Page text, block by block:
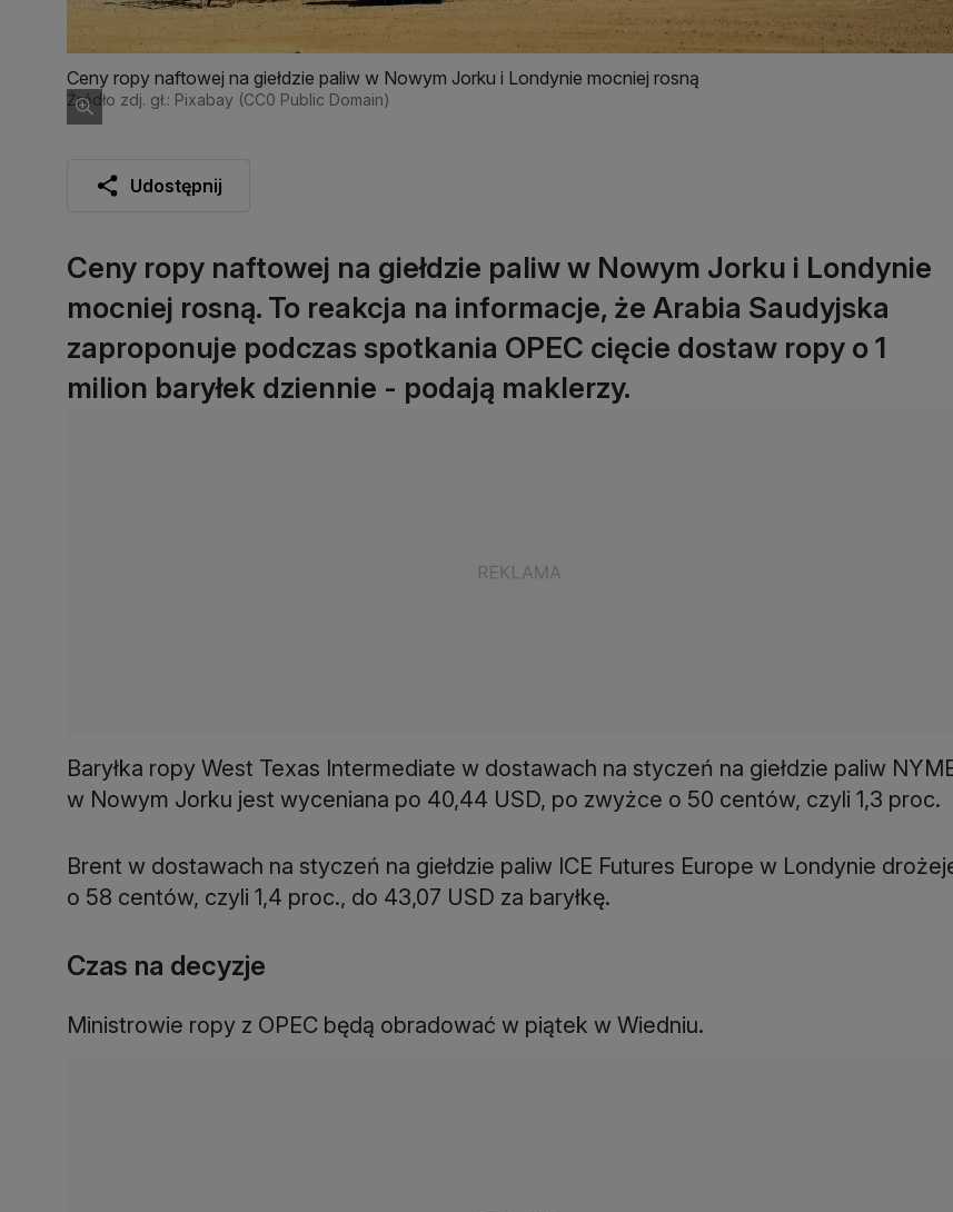
Ceny ropy naftowej na giełdzie paliw w Nowym Jorku i Londynie mocniej rosną
Źródło zdj. gł.: Pixabay (CC0 Public Domain)
Udostępnij
Ceny ropy naftowej na giełdzie paliw w Nowym Jorku i Londynie
mocniej rosną. To reakcja na informacje, że Arabia Saudyjska
zaproponuje podczas spotkania OPEC cięcie dostaw ropy o 1
milion baryłek dziennie - podają maklerzy.
Baryłka ropy West Texas Intermediate w dostawach na styczeń na giełdzie paliw
w Nowym Jorku jest wyceniana po 40,44 USD, po zwyżce o 50 centów, czyli 1,3 proc.
Brent w dostawach na styczeń na giełdzie paliw ICE Futures Europe w Londynie
o 58 centów, czyli 1,4 proc., do 43,07 USD za baryłkę.
Czas na decyzje
Ministrowie ropy z OPEC będą obradować w piątek w Wiedniu.